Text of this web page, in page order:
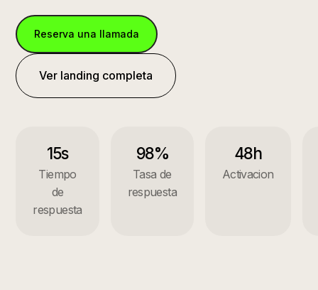
Reserva una llamada
Ver landing completa
15s
Tiempo
de
respuesta
98%
Tasa de
respuesta
48h
Activacion